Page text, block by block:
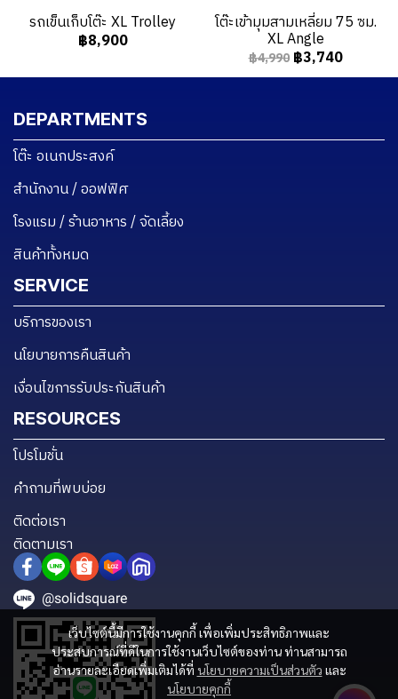
รถเข็นเก็บโต๊ะ XL Trolley
฿8,900
โต๊ะเข้ามุมสามเหลี่ยม 75 ซม.
XL Angle
฿4,990 ฿3,740
เว็บไซต์นี้มีการใช้งานคุกกี้ เพื่อเพิ่มประสิทธิภาพและ
ประสบการณ์ที่ดีในการใช้งานเว็บไซต์ของท่าน ท่านสามารถ
อ่านรายละเอียดเพิ่มเติมได้ที่ นโยบายความเป็นส่วนตัว และ
นโยบายคุกกี้
DEPARTMENTS
โต๊ะ อเนกประสงค์
สำนักงาน / ออฟฟิศ
โรงแรม / ร้านอาหาร / จัดเลี้ยง
สินค้าทั้งหมด
SERVICE
บริการของเรา
นโยบายการคืนสินค้า
เงื่อนไขการรับประกันสินค้า
RESOURCES
โปรโมชั่น
คำถามที่พบบ่อย
ติดต่อเรา
ติดตามเรา
@solidsquare